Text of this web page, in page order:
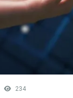
234